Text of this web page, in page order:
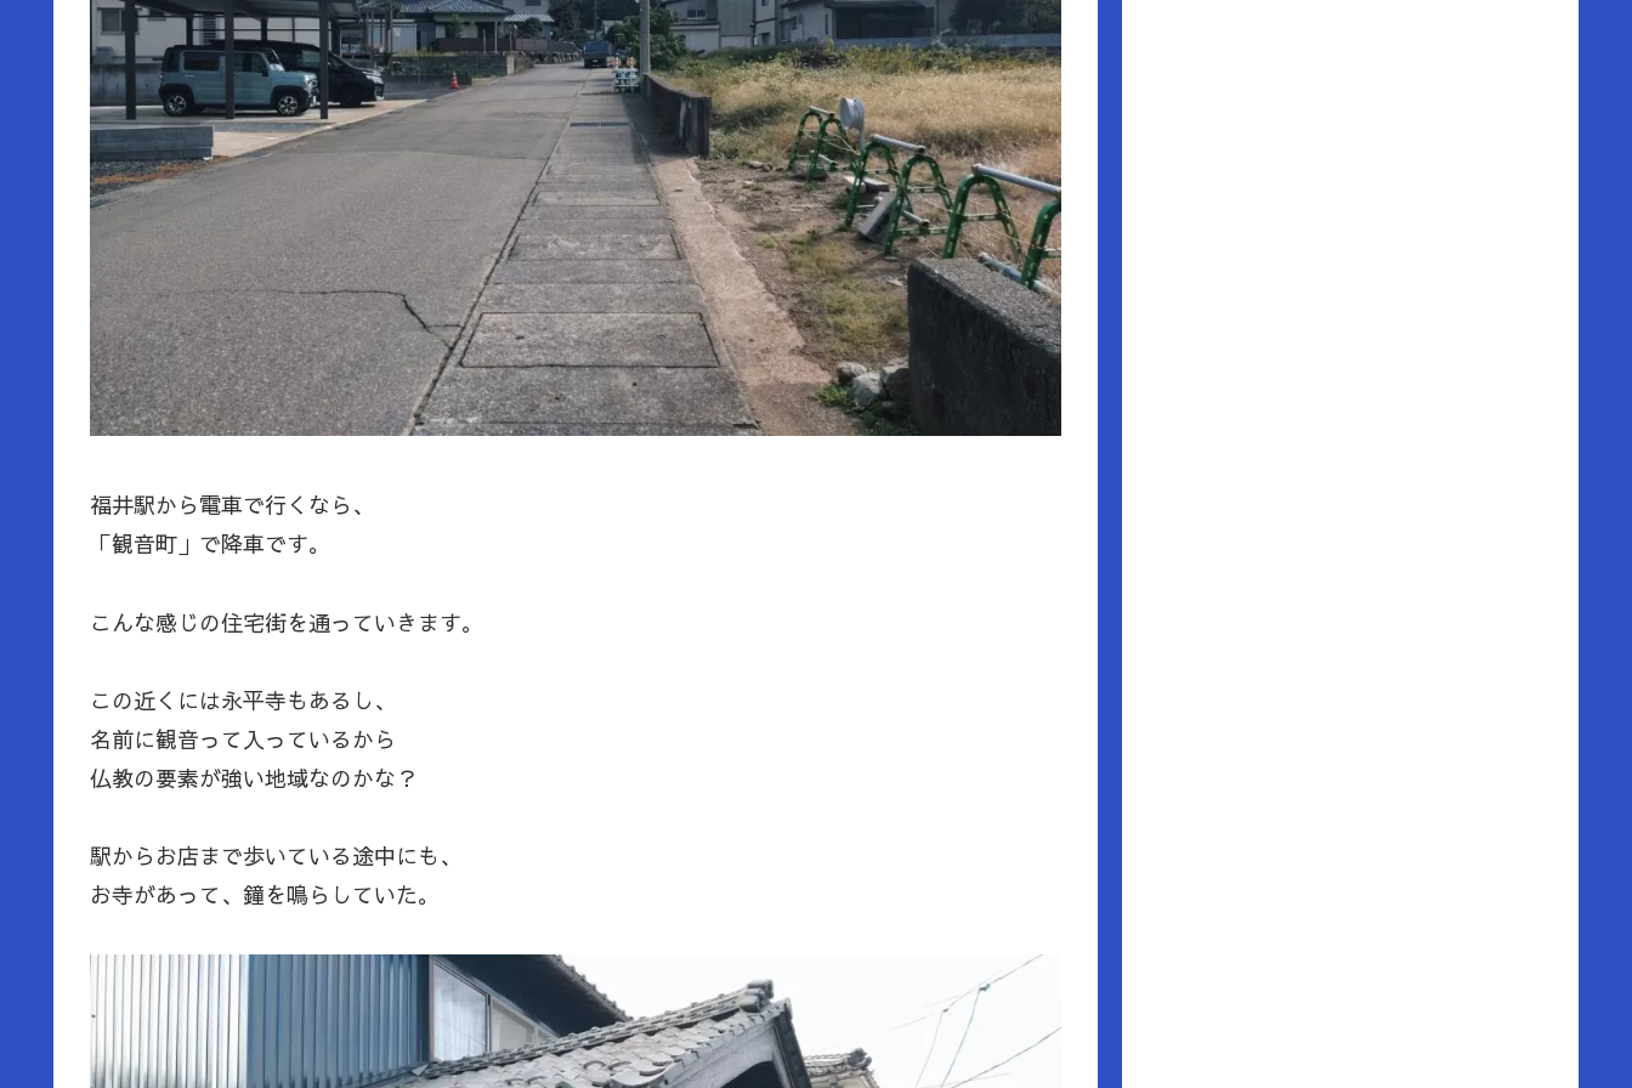
福井駅から電車で行くなら、
「観音町」で降車です。
こんな感じの住宅街を通っていきます。
この近くには永平寺もあるし、
名前に観音って入っているから
仏教の要素が強い地域なのかな？
駅からお店まで歩いている途中にも、
お寺があって、鐘を鳴らしていた。